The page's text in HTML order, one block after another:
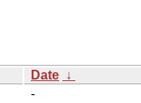
Date ↓
-